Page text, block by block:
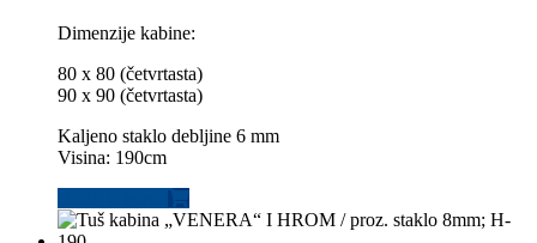
Dimenzije kabine:
80 x 80 (četvrtasta)
90 x 90 (četvrtasta)
Kaljeno staklo debljine 6 mm
Visina: 190cm